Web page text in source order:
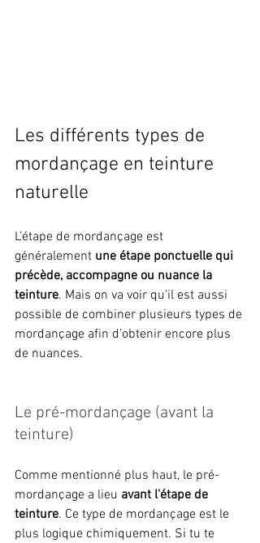
Les différents types de
mordançage en teinture
naturelle
L’étape de mordançage est
généralement une étape ponctuelle qui
précède, accompagne ou nuance la
teinture. Mais on va voir qu’il est aussi
possible de combiner plusieurs types de
mordançage afin d’obtenir encore plus
de nuances.
Le pré-mordançage (avant la
teinture)
Comme mentionné plus haut, le pré-
mordançage a lieu avant l'étape de
teinture. Ce type de mordançage est le
plus logique chimiquement. Si tu te